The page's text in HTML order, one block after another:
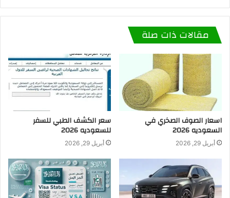
مقالات ذات صلة
اسعار الصوف الصخري في
السعوديه 2026
أبريل 29, 2026
سعر الكشف الطبي للسفر
للسعوديه 2026
أبريل 29, 2026